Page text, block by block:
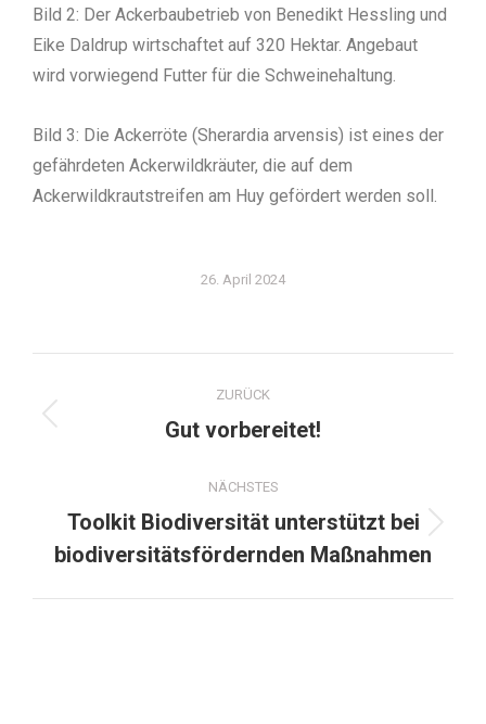
Bild 2: Der Ackerbaubetrieb von Benedikt Hessling und
Eike Daldrup wirtschaftet auf 320 Hektar. Angebaut
wird vorwiegend Futter für die Schweinehaltung.
Bild 3: Die Ackerröte (Sherardia arvensis) ist eines der
gefährdeten Ackerwildkräuter, die auf dem
Ackerwildkrautstreifen am Huy gefördert werden soll.
26. April 2024
ZURÜCK
Gut vorbereitet!
NÄCHSTES
Toolkit Biodiversität unterstützt bei
biodiversitätsfördernden Maßnahmen